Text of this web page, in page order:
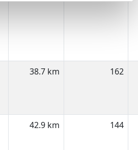
38.7 km 162
42.9 km 144